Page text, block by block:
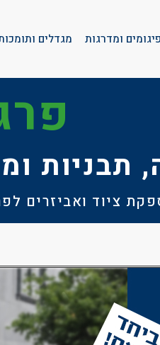
פיגומים ומדרגות מגדלים
תבניות
ציוד ואביזרים